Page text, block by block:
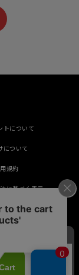
トについて
について
規約
に基づく表示
環境
像、
す。